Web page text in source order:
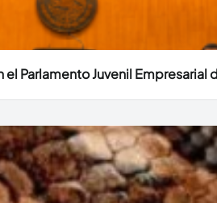
Parlamento Juvenil Empresarial